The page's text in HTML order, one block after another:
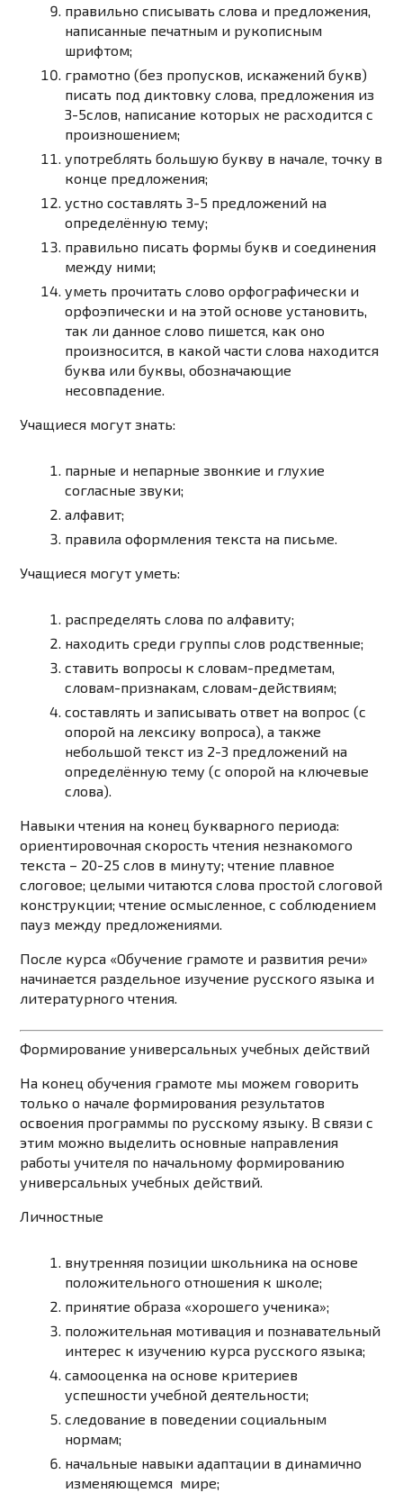
правильно списывать слова и предложения,
написанные печатным и рукописным
шрифтом;
грамотно (без пропусков, искажений букв)
писать под диктовку слова, предложения из
3-5слов, написание которых не расходится с
произношением;
употреблять большую букву в начале, точку в
конце предложения;
устно составлять 3-5 предложений на
определённую тему;
правильно писать формы букв и соединения
между ними;
уметь прочитать слово орфографически и
орфоэпически и на этой основе установить,
так ли данное слово пишется, как оно
произносится, в какой части слова находится
буква или буквы, обозначающие
несовпадение.
Учащиеся могут знать:
парные и непарные звонкие и глухие
согласные звуки;
алфавит;
правила оформления текста на письме.
Учащиеся могут уметь:
распределять слова по алфавиту;
находить среди группы слов родственные;
ставить вопросы к словам-предметам,
словам-признакам, словам-действиям;
составлять и записывать ответ на вопрос (с
опорой на лексику вопроса), а также
небольшой текст из 2-3 предложений на
определённую тему (с опорой на ключевые
слова).
Навыки чтения на конец букварного периода:
ориентировочная скорость чтения незнакомого
текста – 20-25 слов в минуту; чтение плавное
слоговое; целыми читаются слова простой слоговой
конструкции; чтение осмысленное, с соблюдением
пауз между предложениями.
После курса «Обучение грамоте и развития речи»
начинается раздельное изучение русского языка и
литературного чтения.
Формирование универсальных учебных действий
На конец обучения грамоте мы можем говорить
только о начале формирования результатов
освоения программы по русскому языку. В связи с
этим можно выделить основные направления
работы учителя по начальному формированию
универсальных учебных действий.
Личностные
внутренняя позиции школьника на основе
положительного отношения к школе;
принятие образа «хорошего ученика»;
положительная мотивация и познавательный
интерес к изучению курса русского языка;
самооценка на основе критериев
успешности учебной деятельности;
следование в поведении социальным
нормам;
начальные навыки адаптации в динамично
изменяющемся мире;